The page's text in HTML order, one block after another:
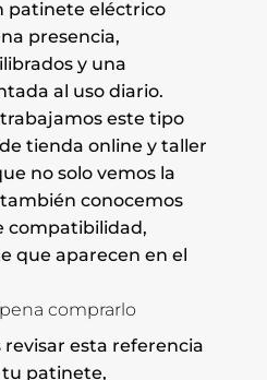
patinete eléctrico
presencia,
y una
al uso diario.
este tipo
tienda online y taller
no solo vemos la
conocemos
compatibilidad,
que aparecen en el
comprarlo
esta referencia
tu patinete,